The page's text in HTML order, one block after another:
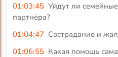
01:03:45 Уйдут ли
партнёра?
01:04:47 Сострадание и
01:06:55 Какая помощь